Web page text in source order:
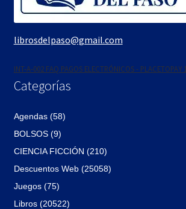
librosdelpaso@gmail.com
INT-A-002 FAQ PAGOS ELECTRÓNICOS - PLACETOPAY
Categorías
Agendas (58)
BOLSOS (9)
CIENCIA FICCIÓN (210)
Descuentos Web (25058)
Juegos (75)
Libros (20522)